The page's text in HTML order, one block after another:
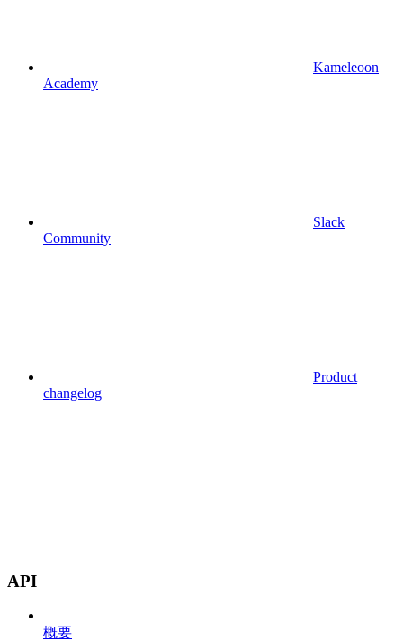
Kameleoon
Academy
Slack
Community
Product
changelog
API
概要